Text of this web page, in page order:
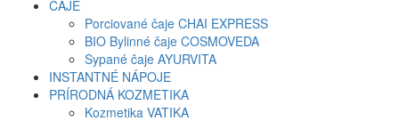
ČAJE
Porciované čaje CHAI EXPRESS
BIO Bylinné čaje COSMOVEDA
Sypané čaje AYURVITA
INSTANTNÉ NÁPOJE
PRÍRODNÁ KOZMETIKA
Kozmetika VATIKA